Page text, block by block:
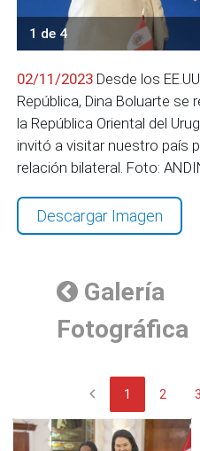
1 de 4
02/11/2023 Desde los
República, Dina Boluarte se
la República Oriental del
invitó a visitar nuestro país
relación bilateral. Foto:
Descargar Imagen
Galería
Fotográfica
chevron_left 1 2 3